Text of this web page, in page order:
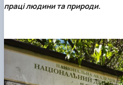
праці людини та природи.